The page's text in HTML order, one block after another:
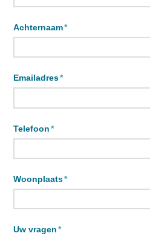
Achternaam*
Emailadres*
Telefoon *
Woonplaats*
Uw vragen *